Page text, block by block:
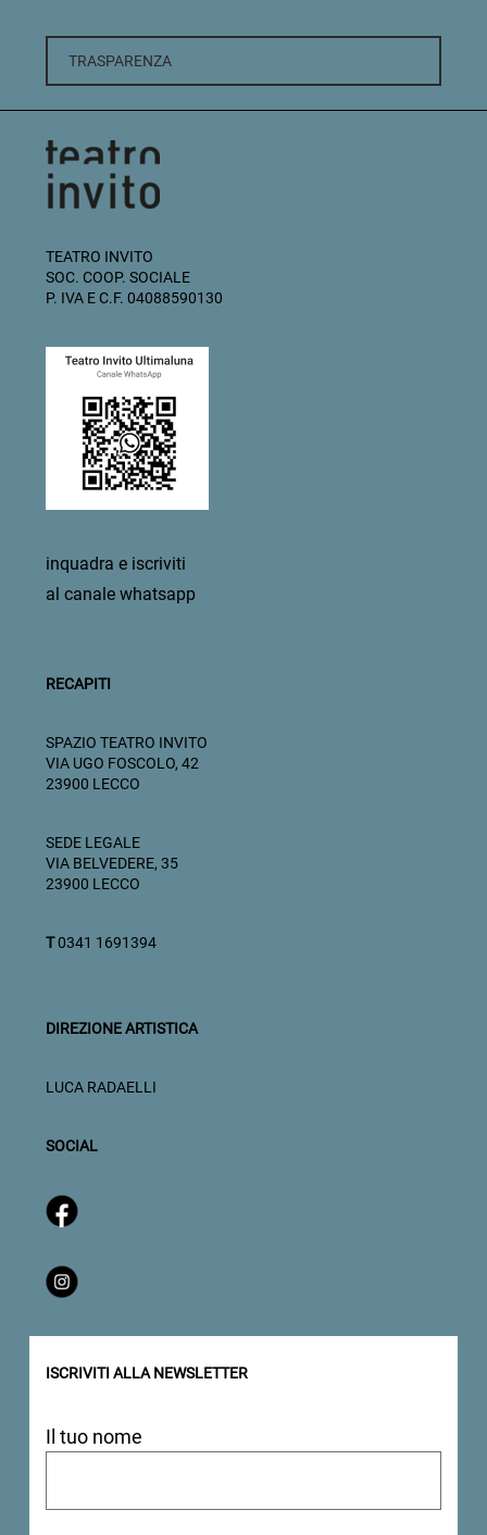
TRASPARENZA
TEATRO INVITO
SOC. COOP. SOCIALE
P. IVA E C.F. 04088590130
inquadra e iscriviti
al canale whatsapp
RECAPITI
SPAZIO TEATRO INVITO
VIA UGO FOSCOLO, 42
23900 LECCO
SEDE LEGALE
VIA BELVEDERE, 35
23900 LECCO
T0341 1691394
DIREZIONE ARTISTICA
LUCA RADAELLI
SOCIAL
ISCRIVITI ALLA NEWSLETTER
Il tuo nome